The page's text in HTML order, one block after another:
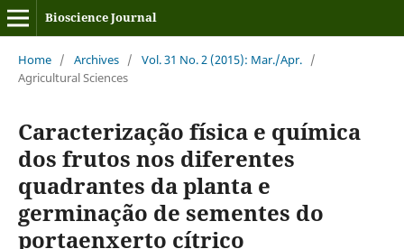
Bioscience Journal
Home / Archives / Vol. 31 No. 2 (2015): Mar./Apr. /
Agricultural Sciences
Caracterização física e química
dos frutos nos diferentes
quadrantes da planta e
germinação de sementes do
portaenxerto cítrico